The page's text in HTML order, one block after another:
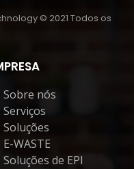
© 2021 Todos os
Sobre nós
Serviços
Soluções
E-WASTE
Soluções de EPI